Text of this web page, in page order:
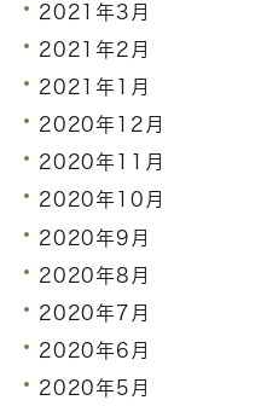
2021年3月
2021年2月
2021年1月
2020年12月
2020年11月
2020年10月
2020年9月
2020年8月
2020年7月
2020年6月
2020年5月